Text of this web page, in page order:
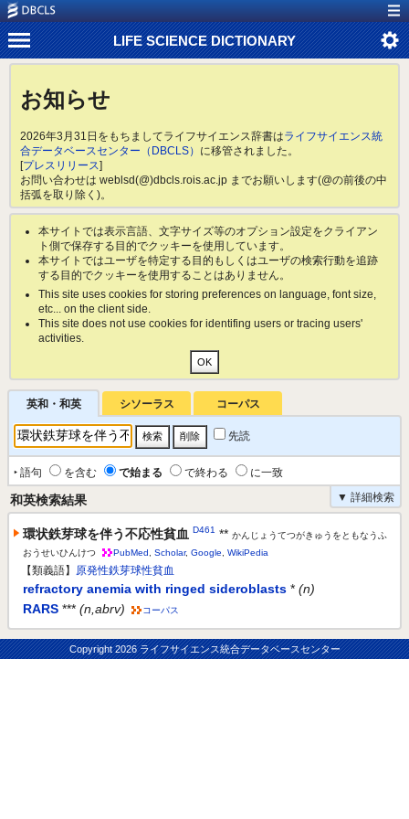
LIFE SCIENCE DICTIONARY
お知らせ
2026年3月31日をもちましてライフサイエンス辞書はライフサイエンス統
合データベースセンター（DBCLS） に移管されました。
[プレスリリース]
お問い合わせは weblsd(@)dbcls.rois.ac.jp までお願いします(@の前後の中
括弧を取り除く)。
本サイトでは表示言語、文字サイズ等のオプション設定をクライアン
ト側で保存する目的でクッキーを使用しています。
本サイトではユーザを特定する目的もしくはユーザの検索行動を追跡
する目的でクッキーを使用することはありません。
This site uses cookies for storing preferences on language, font size,
etc... on the client side.
This site does not use cookies for identifing users or tracing users'
activities.
英和・和英 シソーラス コーパス
先読
‣ 語句 を含む で始まる で終わる
に一致
▼ 詳細検索
和英検索結果
環状鉄芽球を伴う不応性貧血 D461 ** かんじょうてつがきゅうをともなうふ
おうせいひんけつ
PubMed Scholar, Google WikiPedia
【類義語】 原発性鉄芽球性貧血
refractory anemia with ringed sideroblasts * (n)
RARS *** (n,abrv) コーパス
Copyright2026 ライフサイエンス統合データベースセンター